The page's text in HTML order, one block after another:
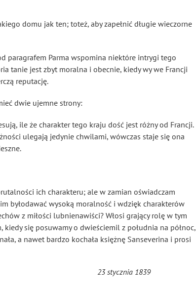
domu jak ten; toteż, aby zapełnić długie wieczorne
paragrafem Parma wspomina niektóre intrygi tego
tanie jest zbyt moralna i obecnie, kiedy wy we Francji
reputację.
dwie ujemne strony:
ile że charakter tego kraju dość jest różny od Francji.
ulegają jedynie chwilami, wówczas staje się ona
ich charakteru; ale w zamian oświadczam
byłodawać wysoką moralność i wdzięk charakterów
z miłości lubnienawiści? Włosi grający rolę w tym
się posuwamy o dwieściemil z południa na północ,
a nawet bardzo kochała księżnę Sanseverina i prosi
23 stycznia 1839